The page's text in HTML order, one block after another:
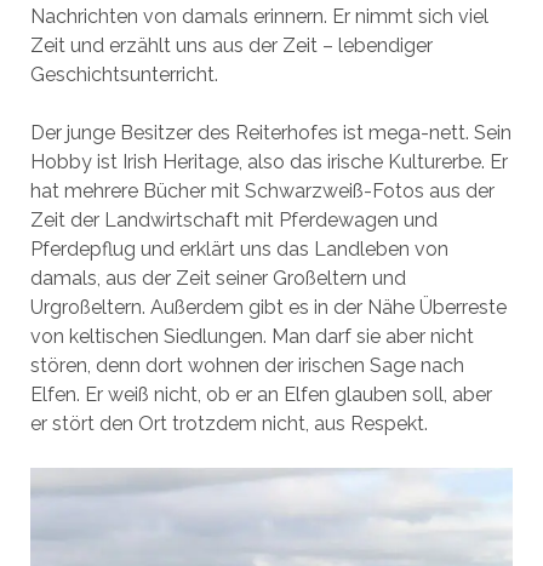
Nachrichten von damals erinnern. Er nimmt sich viel
Zeit und erzählt uns aus der Zeit – lebendiger
Geschichtsunterricht.
Der junge Besitzer des Reiterhofes ist mega-nett. Sein
Hobby ist Irish Heritage, also das irische Kulturerbe. Er
hat mehrere Bücher mit Schwarzweiß-Fotos aus der
Zeit der Landwirtschaft mit Pferdewagen und
Pferdepflug und erklärt uns das Landleben von
damals, aus der Zeit seiner Großeltern und
Urgroßeltern. Außerdem gibt es in der Nähe Überreste
von keltischen Siedlungen. Man darf sie aber nicht
stören, denn dort wohnen der irischen Sage nach
Elfen. Er weiß nicht, ob er an Elfen glauben soll, aber
er stört den Ort trotzdem nicht, aus Respekt.